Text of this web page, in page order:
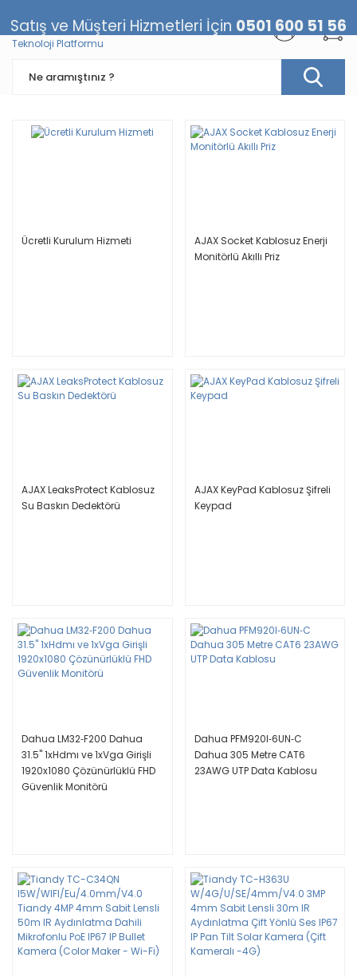
Ücretli Kurulum Hizmeti
AJAX Socket Kablosuz Enerji
Monitörlü Akıllı Priz
AJAX LeaksProtect Kablosuz
Su Baskın Dedektörü
AJAX KeyPad Kablosuz Şifreli
Keypad
Dahua LM32‐F200 Dahua
31.5'' 1xHdmı ve 1xVga Girişli
1920x1080 Çözünürlüklü FHD
Güvenlik Monitörü
Dahua PFM920I‐6UN‐C
Dahua 305 Metre CAT6
23AWG UTP Data Kablosu
Satış ve Müşteri Hizmetleri İçin 0501 600 51 56